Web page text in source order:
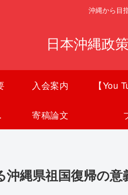
沖縄から目
日本沖縄政
入会案内
〜」 寄稿論文
縄県祖国復帰の意